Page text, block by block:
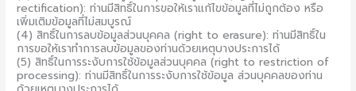
rectification): ท่านมีสิทธิ์ในการขอให้เราแก้ไขข้อมูลที่ไม่ถูกต้อง หรือ
เพิ่มเติมข้อมูลที่ไม่สมบูรณ์
(4) สิทธิ์ในการลบข้อมูลส่วนบุคคล (right to erasure): ท่านมีสิทธิ์ใน
การขอให้เราทำการลบข้อมูลของท่านด้วยเหตุบางประการได้
(5) สิทธิ์ในการระงับการใช้ข้อมูลส่วนบุคคล (right to restriction of
processing): ท่านมีสิทธิ์ในการระงับการใช้ข้อมูล ส่วนบุคคลของท่าน